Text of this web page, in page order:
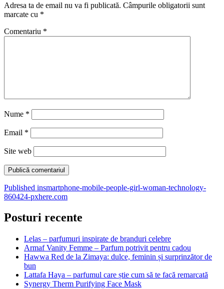
Adresa ta de email nu va fi publicată. Câmpurile obligatorii sunt
marcate cu *
Comentariu *
Nume *
Email *
Site web
Navigare
în
articole
Published insmartphone-mobile-people-girl-woman-technology-
860424-pxhere.com
Posturi recente
Lelas – parfumuri inspirate de branduri celebre
Armaf Vanity Femme – Parfum potrivit pentru cadou
Hawwa Red de la Zimaya: dulce, feminin și surprinzător de
bun
Lattafa Haya – parfumul care știe cum să te facă remarcată
Synergy Therm Purifying Face Mask